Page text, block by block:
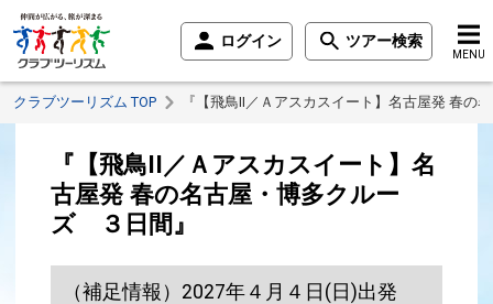
ログイン ツアー検索
MENU
クラブツーリズム TOP 『【飛鳥II／Ａアスカスイート】名古屋発 春
『【飛鳥II／Ａアスカスイート】名
古屋発 春の名古屋・博多クルー
ズ ３日間』
（補足情報）2027年４月４日(日)出発